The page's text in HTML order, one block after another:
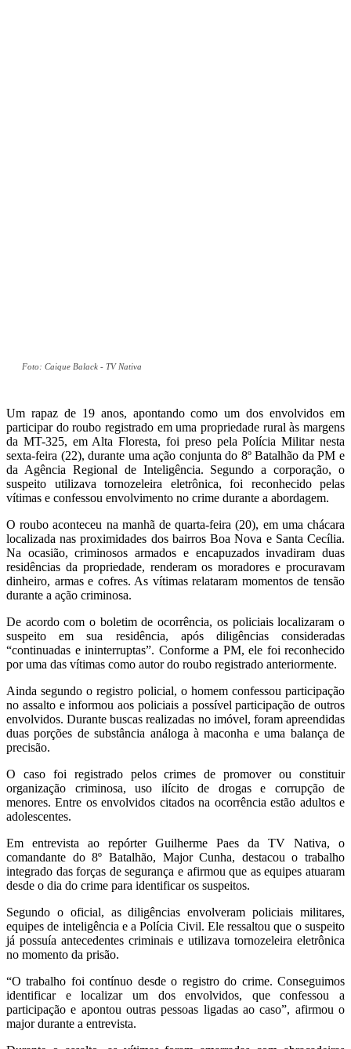
Foto: Caique Balack - TV Nativa
Um rapaz de 19 anos, apontando como um dos envolvidos em
participar do roubo registrado em uma propriedade rural às margens
da MT-325, em Alta Floresta, foi preso pela Polícia Militar nesta
sexta-feira (22), durante uma ação conjunta do 8º Batalhão da PM e
da Agência Regional de Inteligência. Segundo a corporação, o
suspeito utilizava tornozeleira eletrônica, foi reconhecido pelas
vítimas e confessou envolvimento no crime durante a abordagem.
O roubo aconteceu na manhã de quarta-feira (20), em uma chácara
localizada nas proximidades dos bairros Boa Nova e Santa Cecília.
Na ocasião, criminosos armados e encapuzados invadiram duas
residências da propriedade, renderam os moradores e procuravam
dinheiro, armas e cofres. As vítimas relataram momentos de tensão
durante a ação criminosa.
De acordo com o boletim de ocorrência, os policiais localizaram o
suspeito em sua residência, após diligências consideradas
“continuadas e ininterruptas”. Conforme a PM, ele foi reconhecido
por uma das vítimas como autor do roubo registrado anteriormente.
Ainda segundo o registro policial, o homem confessou participação
no assalto e informou aos policiais a possível participação de outros
envolvidos. Durante buscas realizadas no imóvel, foram apreendidas
duas porções de substância análoga à maconha e uma balança de
precisão.
O caso foi registrado pelos crimes de promover ou constituir
organização criminosa, uso ilícito de drogas e corrupção de
menores. Entre os envolvidos citados na ocorrência estão adultos e
adolescentes.
Em entrevista ao repórter Guilherme Paes da TV Nativa, o
comandante do 8º Batalhão, Major Cunha, destacou o trabalho
integrado das forças de segurança e afirmou que as equipes atuaram
desde o dia do crime para identificar os suspeitos.
Segundo o oficial, as diligências envolveram policiais militares,
equipes de inteligência e a Polícia Civil. Ele ressaltou que o suspeito
já possuía antecedentes criminais e utilizava tornozeleira eletrônica
no momento da prisão.
“O trabalho foi contínuo desde o registro do crime. Conseguimos
identificar e localizar um dos envolvidos, que confessou a
participação e apontou outras pessoas ligadas ao caso”, afirmou o
major durante a entrevista.